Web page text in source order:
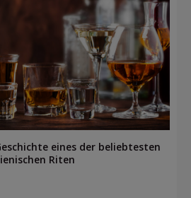
eines der beliebtesten
Riten